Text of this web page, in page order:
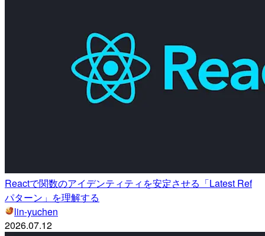
Reactで関数のアイデンティティを安定させる「Latest Ref
パターン」を理解する
lin-yuchen
2026.07.12